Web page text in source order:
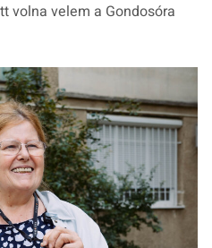
volna velem a Gondosóra